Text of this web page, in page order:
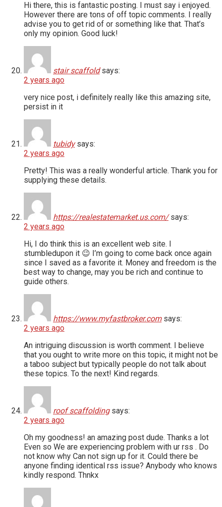
Hi there, this is fantastic posting. I must say i enjoyed.
However there are tons of off topic comments. I really
advise you to get rid of or something like that. That’s
only my opinion. Good luck!
stair scaffold says:
2 years ago
very nice post, i definitely really like this amazing site,
persist in it
tubidy says:
2 years ago
Pretty! This was a really wonderful article. Thank you for
supplying these details.
https://realestatemarket.us.com/ says:
2 years ago
Hi, I do think this is an excellent web site. I
stumbledupon it 😉 I’m going to come back once again
since I saved as a favorite it. Money and freedom is the
best way to change, may you be rich and continue to
guide others.
https://www.myfastbroker.com says:
2 years ago
An intriguing discussion is worth comment. I believe
that you ought to write more on this topic, it might not be
a taboo subject but typically people do not talk about
these topics. To the next! Kind regards.
roof scaffolding says:
2 years ago
Oh my goodness! an amazing post dude. Thanks a lot
Even so We are experiencing problem with ur rss . Do
not know why Can not sign up for it. Could there be
anyone finding identical rss issue? Anybody who knows
kindly respond. Thnkx